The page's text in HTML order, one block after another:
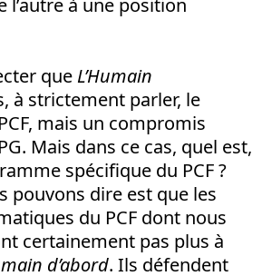
que L’Humain
à strictement parler, le
mais un compromis
Mais dans ce cas, quel est,
spécifique du PCF ?
pouvons dire est que les
du PCF dont nous
certainement pas plus à
d’abord. Ils défendent